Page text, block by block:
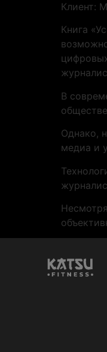
Клиент:
Книга
В
Однако,
медиа и